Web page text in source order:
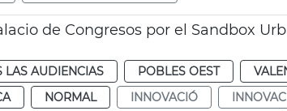
de Congresos por el Sandbox
LAS AUDIENCIAS POBLES OEST
NORMAL INNOVACIÓ